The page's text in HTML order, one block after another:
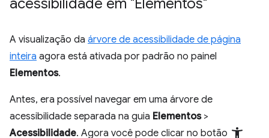
A visualização da árvore de acessibilidade de página
inteira agora está ativada por padrão no painel
Elementos.
Antes, era possível navegar em uma árvore de
acessibilidade separada na guia Elementos>
Acessibilidade. Agora você pode clicar no botão accessibility_new